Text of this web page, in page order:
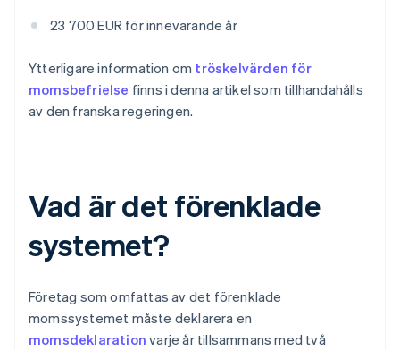
23 700 EUR för innevarande år
Ytterligare information om tröskelvärden för
momsbefrielse finns i denna artikel som tillhandahålls
av den franska regeringen.
Vad är det förenklade
systemet?
Företag som omfattas av det förenklade
momssystemet måste deklarera en
momsdeklaration varje år tillsammans med två